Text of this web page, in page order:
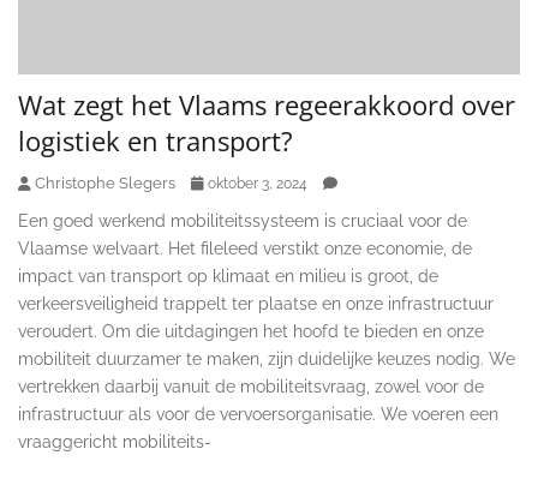
Wat zegt het Vlaams regeerakkoord over
logistiek en transport?
Christophe Slegers oktober 3, 2024
Een goed werkend mobiliteitssysteem is cruciaal voor de
Vlaamse welvaart. Het fileleed verstikt onze economie, de
impact van transport op klimaat en milieu is groot, de
verkeersveiligheid trappelt ter plaatse en onze infrastructuur
veroudert. Om die uitdagingen het hoofd te bieden en onze
mobiliteit duurzamer te maken, zijn duidelijke keuzes nodig. We
vertrekken daarbij vanuit de mobiliteitsvraag, zowel voor de
infrastructuur als voor de vervoersorganisatie. We voeren een
vraaggericht mobiliteits-